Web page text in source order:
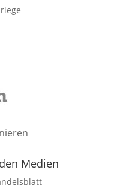
Medien